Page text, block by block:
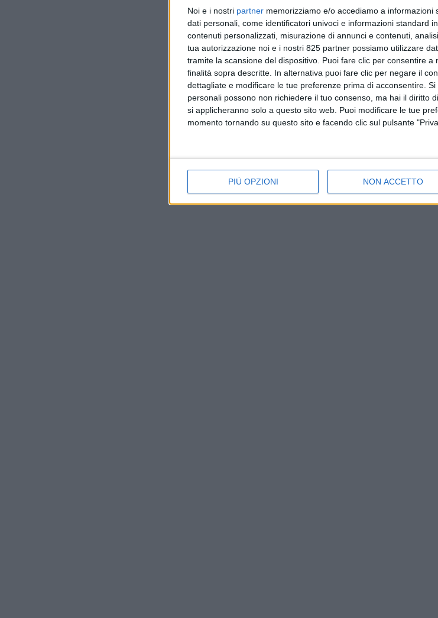
Noi e i nostri partner memorizziamo e/o accediamo a
dati personali, come identificatori univoci e informazioni standard
contenuti personalizzati, misurazione di annunci e contenuti,
tua autorizzazione noi e i nostri 825 partner possiamo utilizzare
tramite la scansione del dispositivo. Puoi fare clic per consentire
finalità sopra descritte. In alternativa puoi fare clic per negare il
dettagliate e modificare le tue preferenze prima di acconsentire. Si
personali possono non richiedere il tuo consenso, ma hai il diritto
si applicheranno solo a questo sito web. Puoi modificare le tue
momento tornando su questo sito e facendo clic sul pulsante
PIÙ OPZIONI NON ACCETTO